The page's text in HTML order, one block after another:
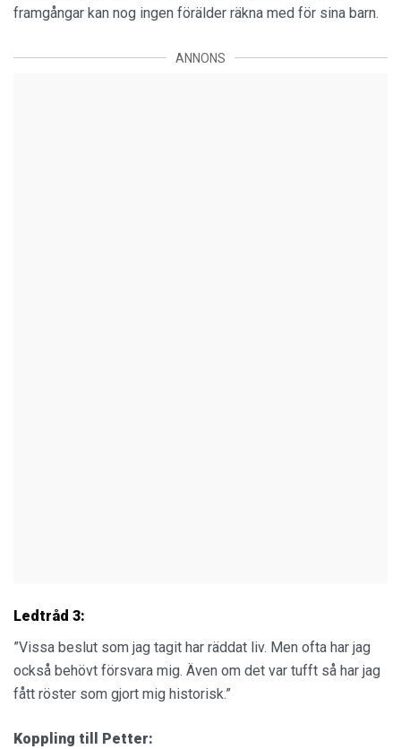
framgångar kan nog ingen förälder räkna med för sina barn.
ANNONS
Ledtråd 3:
”Vissa beslut som jag tagit har räddat liv. Men ofta har jag
också behövt försvara mig. Även om det var tufft så har jag
fått röster som gjort mig historisk.”
Koppling till Petter: